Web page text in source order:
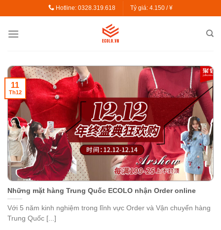
to
content
Hotline: 0328.319.618 Tỷ giá: 4.150 / ¥
Những mặt hàng Trung Quốc ECOLO nhận Order online
Với 5 năm kinh nghiệm trong lĩnh vực Order và Vận chuyển hàng
Trung Quốc [...]
11
Th12